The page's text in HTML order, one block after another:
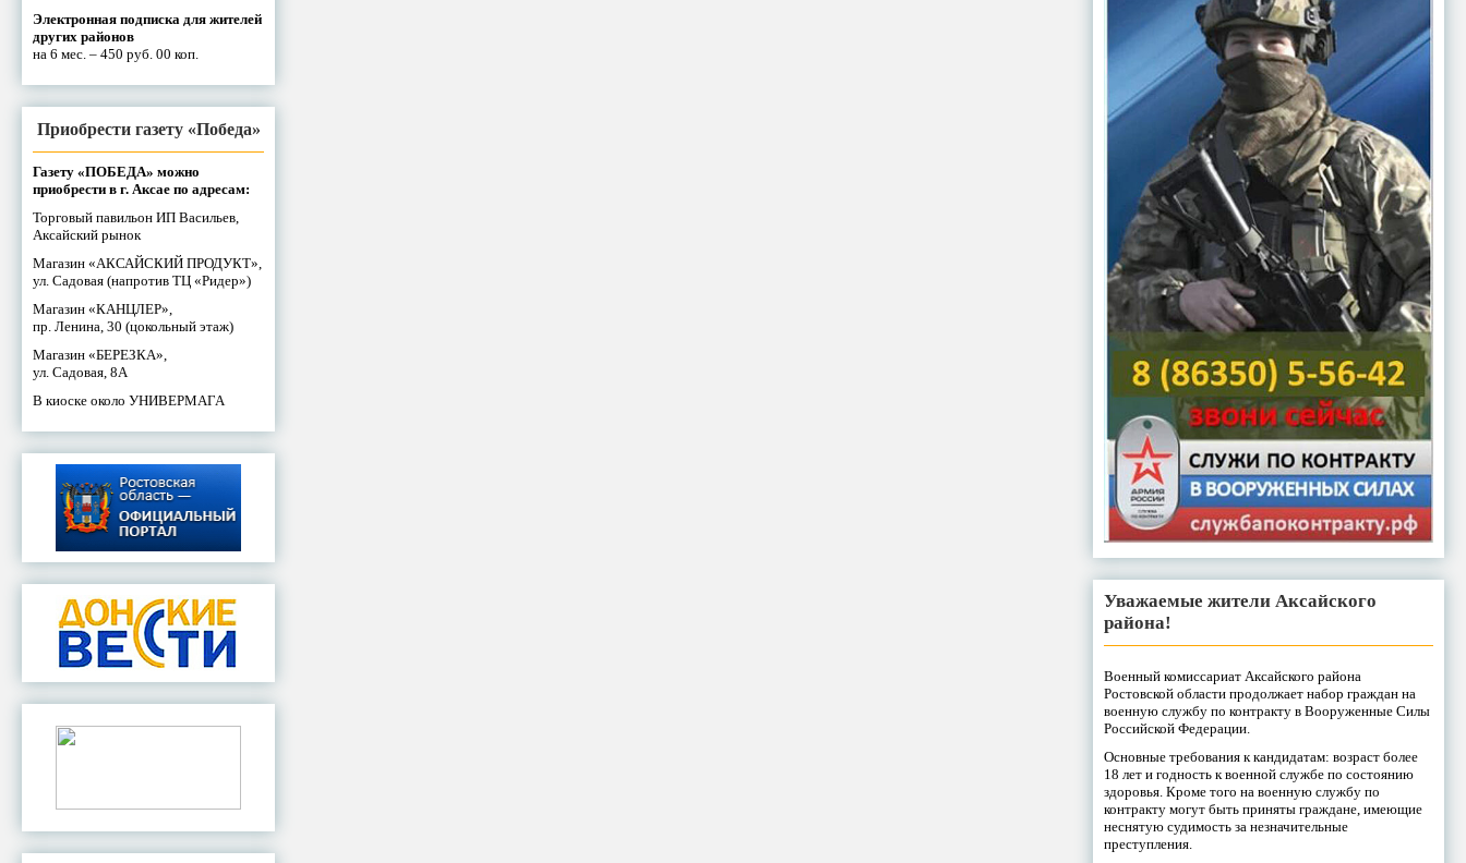
Электронная подписка для жителей
других районов
на 6 мес. – 450 руб. 00 коп.
Приобрести газету «Победа»
Газету «ПОБЕДА» можно
приобрести в г. Аксае по адресам:
Торговый павильон ИП Васильев,
Аксайский рынок
Магазин «АКСАЙСКИЙ ПРОДУКТ»,
ул. Садовая (напротив ТЦ «Ридер»)
Магазин «КАНЦЛЕР»,
пр. Ленина, 30 (цокольный этаж)
Магазин «БЕРЕЗКА»,
ул. Садовая, 8А
В киоске около УНИВЕРМАГА
Уважаемые жители Аксайского
района!
Военный комиссариат Аксайского района
Ростовской области продолжает набор граждан на
военную службу по контракту в Вооруженные Силы
Российской Федерации.
Основные требования к кандидатам: возраст более
18 лет и годность к военной службе по состоянию
здоровья. Кроме того на военную службу по
контракту могут быть приняты граждане, имеющие
неснятую судимость за незначительные
преступления.